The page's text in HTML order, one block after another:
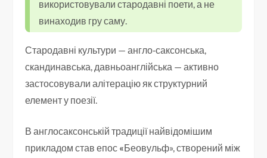
використовували стародавні поети, а не
винаходив гру саму.
Стародавні культури — англо‑саксонська,
скандинавська, давньоанглійська — активно
застосовували алітерацію як структурний
елемент у поезії.
В англосаксонській традиції найвідомішим
прикладом став епос «Беовульф», створений між